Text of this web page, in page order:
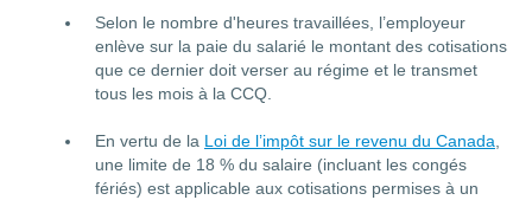
Selon le nombre d'heures travaillées, l’employeur
enlève sur la paie du salarié le montant des cotisations
que ce dernier doit verser au régime et le transmet
tous les mois à la CCQ.
En vertu de la Loi de l’impôt sur le revenu du Canada
une limite de 18 % du salaire (incluant les congés
fériés) est applicable aux cotisations permises à un